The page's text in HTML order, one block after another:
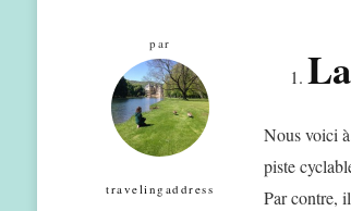
par
travelingaddress
Nous voici
piste
Par contre,